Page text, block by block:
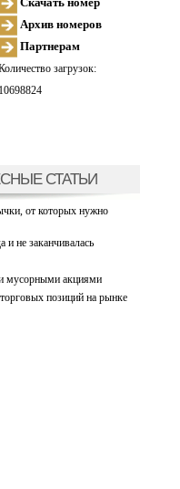
Архив номеров
Партнерам
загрузок:
10698824
СТАТЬИ
от которых нужно
и не заканчивалась
мусорными акциями
позиций на рынке